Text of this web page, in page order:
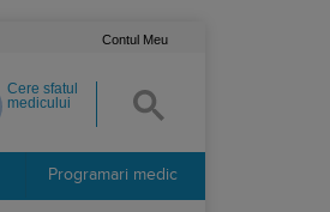
Contul Meu
Cere sfatul
medicului
Programari medic